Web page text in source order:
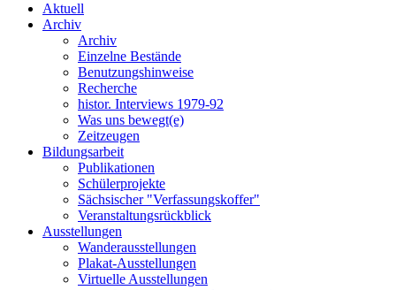
Aktuell
Archiv
Archiv
Einzelne Bestände
Benutzungshinweise
Recherche
histor. Interviews 1979-92
Was uns bewegt(e)
Zeitzeugen
Bildungsarbeit
Publikationen
Schülerprojekte
Sächsischer "Verfassungskoffer"
Veranstaltungsrückblick
Ausstellungen
Wanderausstellungen
Plakat-Ausstellungen
Virtuelle Ausstellungen